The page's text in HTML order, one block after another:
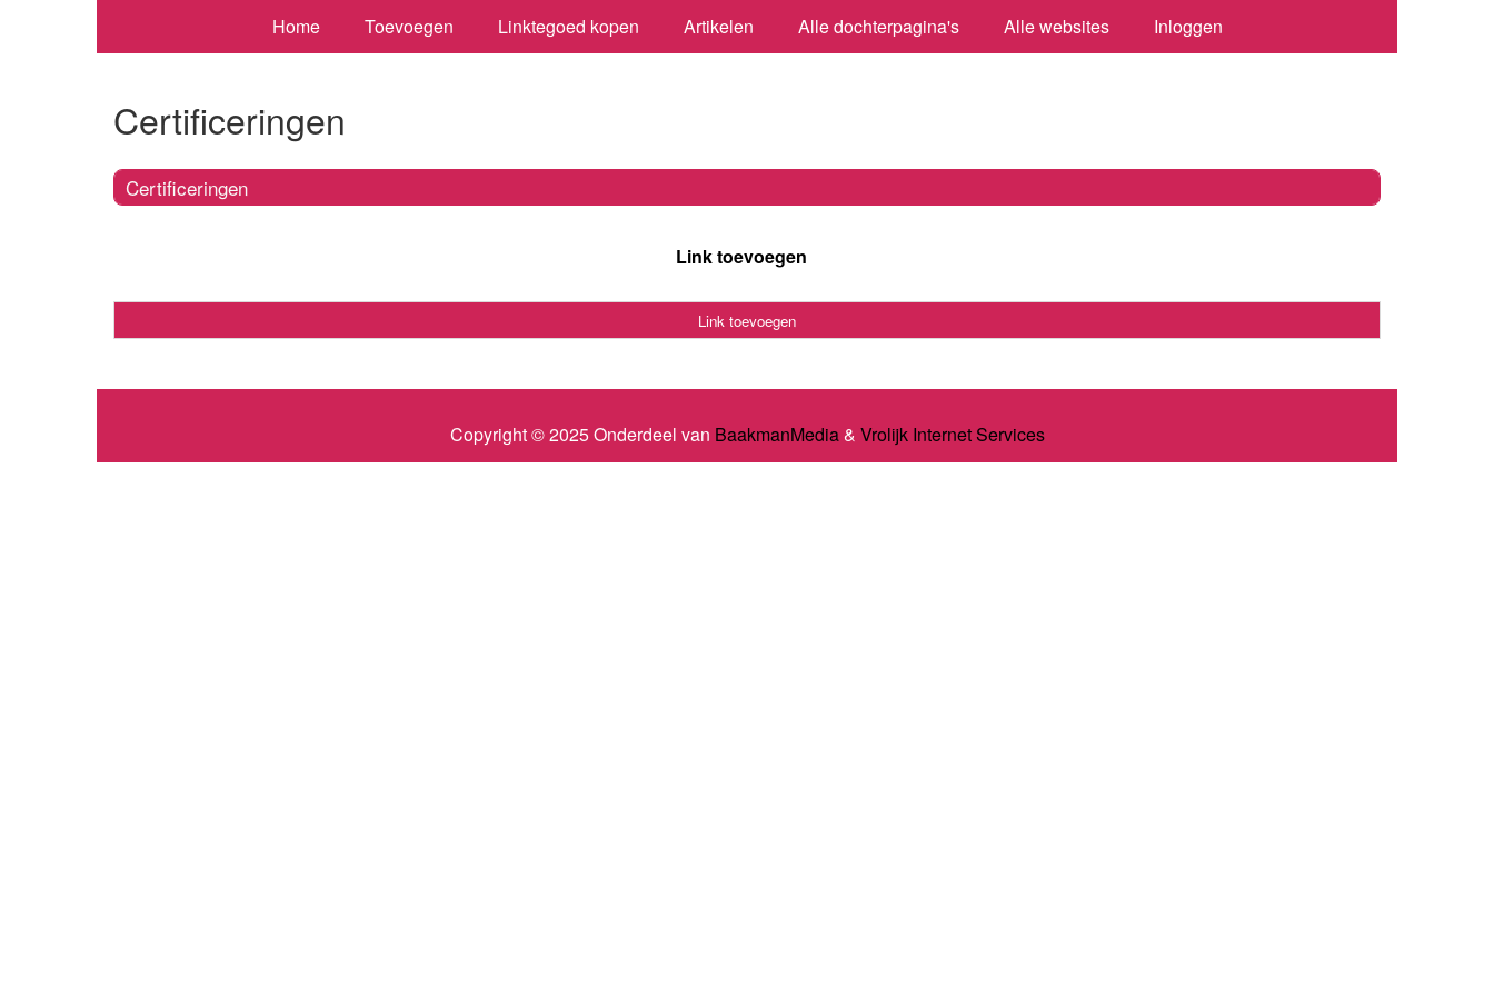
Home Toevoegen Linktegoed kopen Artikelen Alle dochterpagina's Alle websites Inloggen
Certificeringen
Certificeringen
Link toevoegen
Link toevoegen
Copyright © 2025 Onderdeel van BaakmanMedia& Vrolijk Internet Services